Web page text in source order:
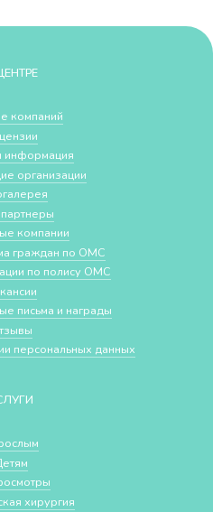
компаний
информация
организации
компании
граждан по ОМС
по полису ОМС
письма и награды
персональных данных
хирургия